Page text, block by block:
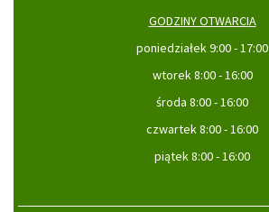
GODZINY OTWARCIA
poniedziałek 9:00 - 17:00
wtorek 8:00 - 16:00
środa 8:00 - 16:00
czwartek 8:00 - 16:00
piątek 8:00 - 16:00